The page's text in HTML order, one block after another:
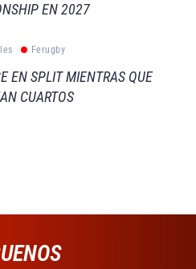
EN 2027
Ferugby
EN SPLIT MIENTRAS QUE
CUARTOS